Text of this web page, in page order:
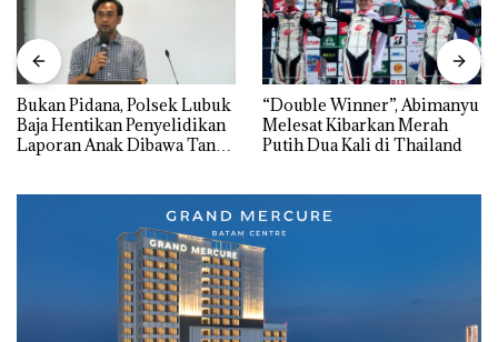
Bukan Pidana, Polsek Lubuk
Baja Hentikan Penyelidikan
Laporan Anak Dibawa Tanpa
“Double Winner”, Abimanyu
Melesat Kibarkan Merah
Putih Dua Kali di Thailand